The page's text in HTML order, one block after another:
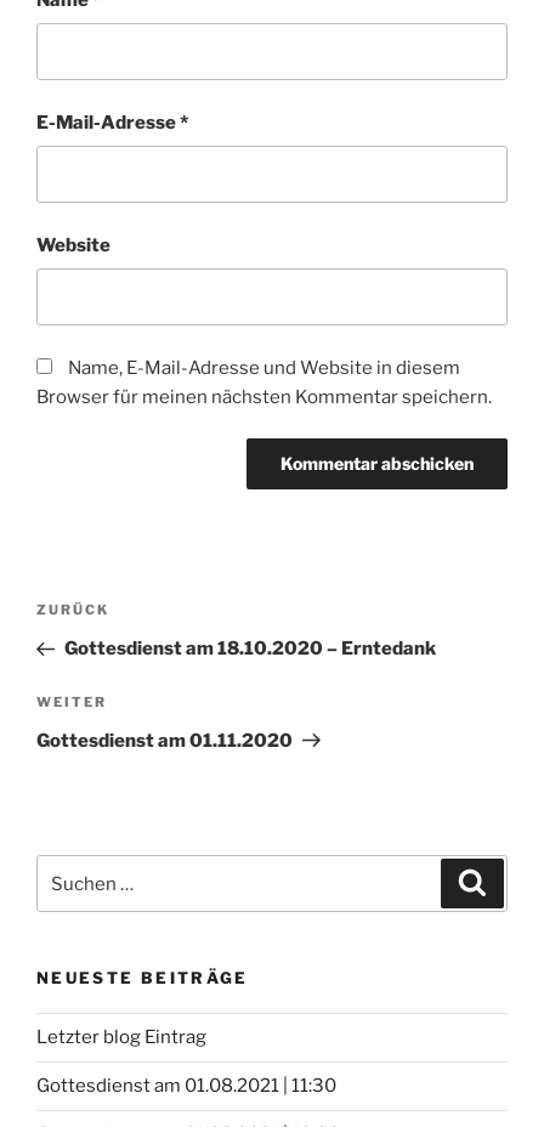
E-Mail-Adresse*
Website
Name, E-Mail-Adresse und Website in diesem
Browser für meinen nächsten Kommentar speichern.
Beitragsnavigation
Vorheriger
Beitrag
ZURÜCK
Gottesdienst am 18.10.2020 – Erntedank
Nächster
Beitrag
WEITER
Gottesdienst am 01.11.2020
nach:
NEUESTE BEITRÄGE
Letzter blog Eintrag
Gottesdienst am 01.08.2021 | 11:30